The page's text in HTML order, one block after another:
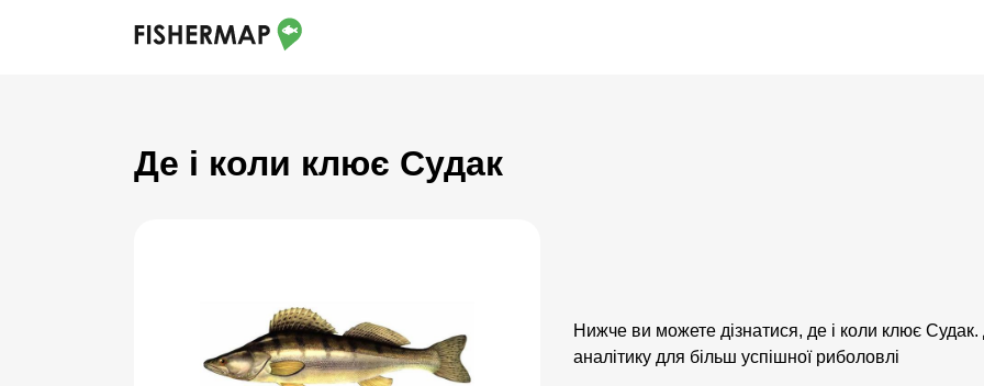
Де і коли клює Судак
Нижче ви можете дізнатися, де і коли клює
аналітику для більш успішної риболовлі